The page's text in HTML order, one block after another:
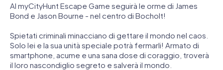
Al myCityHunt Escape Game seguirà le orme di James
Bond e Jason Bourne - nel centro di Bocholt!
Spietati criminali minacciano di gettare il mondo nel caos.
Solo lei e la sua unità speciale potrà fermarli! Armato di
smartphone, acume e una sana dose di coraggio, troverà
il loro nascondiglio segreto e salverà il mondo.